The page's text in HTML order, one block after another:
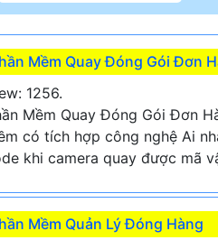
Mềm Quay Đóng Gói Đơn
1256.
Mềm Quay Đóng Gói Đơn
có tích hợp công nghệ Ai
khi camera quay được mã
Mềm Quản Lý Đóng Hàng